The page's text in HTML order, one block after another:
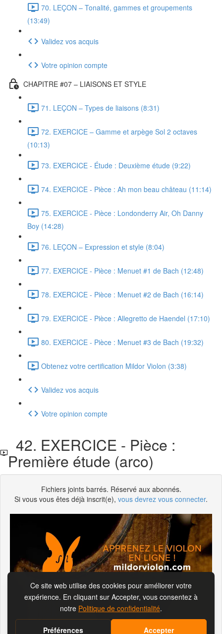
70. LEÇON – Tonalité, gammes et groupements
(13:49)
Validez vos acquis
Votre opinion compte
CHAPITRE #07 – LIAISONS ET STYLE
71. LEÇON – Types de liaisons (8:31)
72. EXERCICE – Gamme et arpège Sol 2 octaves
(10:13)
73. EXERCICE - Étude : Deuxième étude (9:22)
74. EXERCICE - Pièce : Ah mon beau château (11:14)
75. EXERCICE - Pièce : Londonderry Air, Oh Danny
Boy (14:28)
76. LEÇON – Expression et style (8:04)
77. EXERCICE - Pièce : Menuet #1 de Bach (12:48)
78. EXERCICE - Pièce : Menuet #2 de Bach (16:14)
79. EXERCICE - Pièce : Allegretto de Haendel (17:10)
80. EXERCICE - Pièce : Menuet #3 de Bach (19:32)
Obtenez votre certification Mildor Violon (3:38)
Validez vos acquis
Votre opinion compte
42. EXERCICE - Pièce :
Première étude (arco)
Fichiers joints barrés. Réservé aux abonnés.
Si vous vous êtes déjà inscrit(e), vous devrez vous connecter.
S'abonner pour visionner